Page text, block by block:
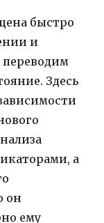
быстро
и
переводим
Здесь
а
он
ему